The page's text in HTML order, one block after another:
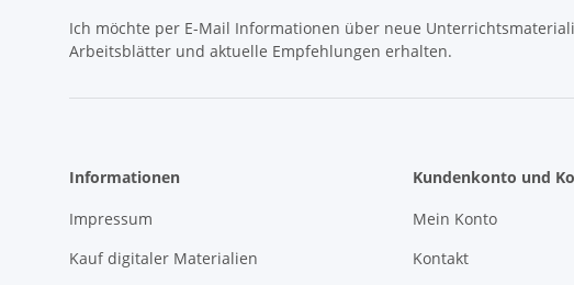
Ich möchte per E-Mail Informationen über neue
Arbeitsblätter und aktuelle Empfehlungen erhalten.
Informationen
Impressum
Kauf digitaler Materialien
Kundenkonto und
Mein Konto
Kontakt